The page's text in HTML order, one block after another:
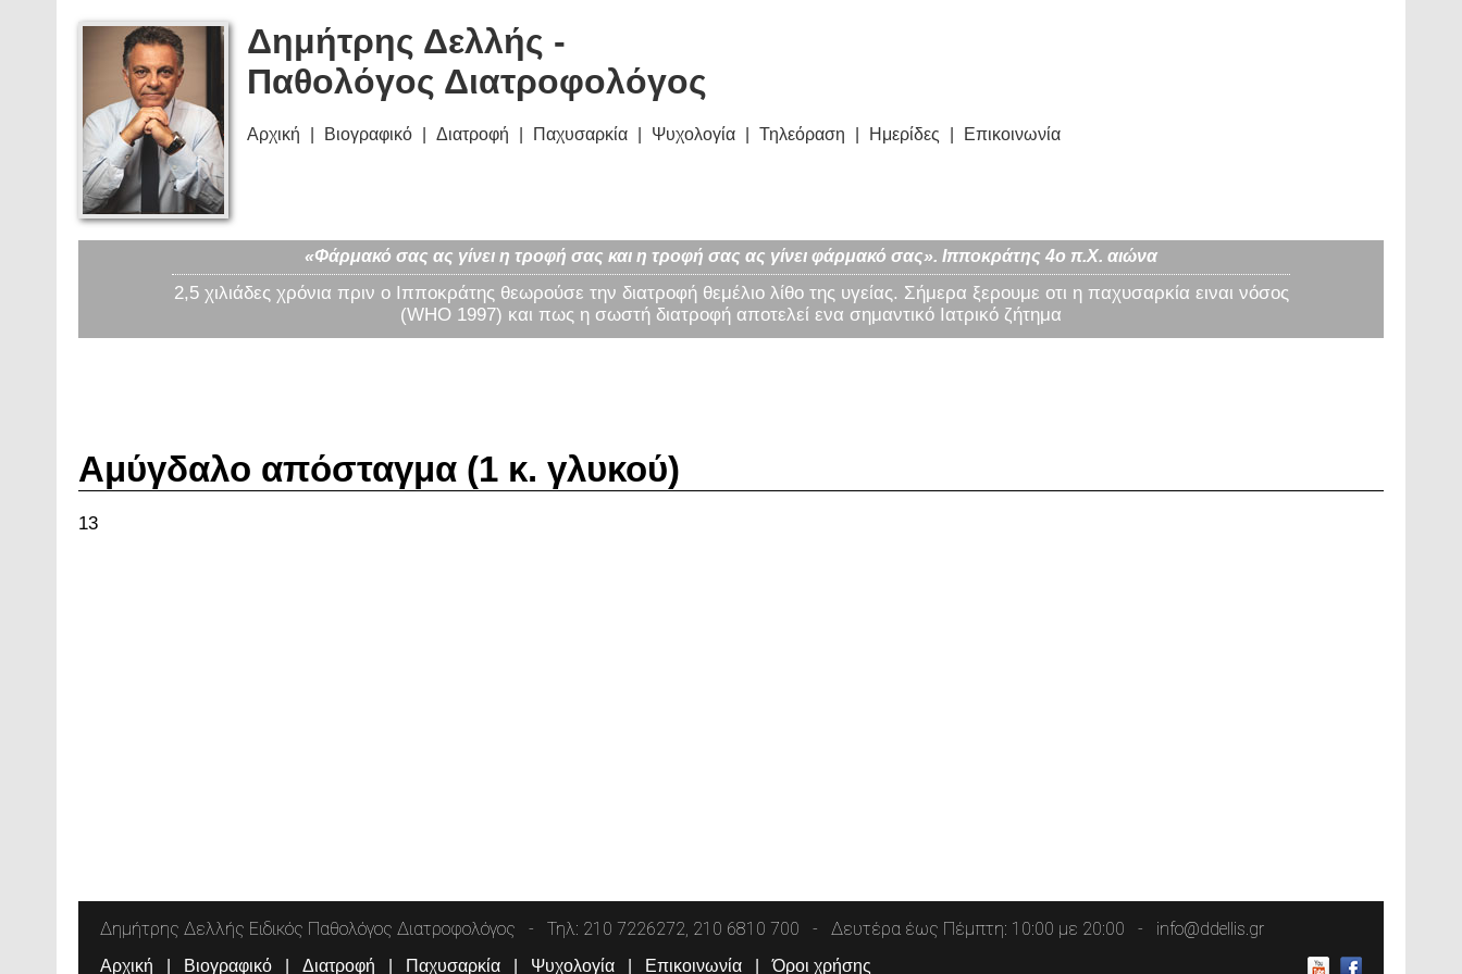
Δημήτρης Δελλής -
Παθολόγος Διατροφολόγος
Αρχική Βιογραφικό Διατροφή Παχυσαρκία Ψυχολογία Τηλεόραση Ημερίδες Επικοινωνία
«Φάρμακό σας ας γίνει η τροφή σας και η τροφή σας ας γίνει φάρμακό σας». Ιπποκράτης 4ο π.Χ. αιώνα
2,5 χιλιάδες χρόνια πριν ο Ιπποκράτης θεωρούσε την διατροφή θεμέλιο λίθο της υγείας. Σήμερα ξερουμε οτι η παχυσαρκία ειναι νόσος
(WHO 1997) και πως η σωστή διατροφή αποτελεί ενα σημαντικό Ιατρικό ζήτημα
Αμύγδαλο απόσταγμα (1 κ. γλυκού)
13
Δημήτρης Δελλής Ειδικός Παθολόγος Διατροφολόγος Τηλ: 210 7226272, 210 6810 700 Δευτέρα έως Πέμπτη: 10:00 με 20:00 info@ddellis.gr
Αρχική Βιογραφικό Διατροφή Παχυσαρκία Ψυχολογία Επικοινωνία Όροι χρήσης